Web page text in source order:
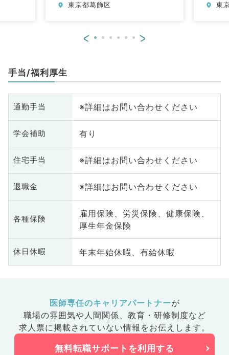
東京都葛飾区
内
東
< >
手当/福利厚生
通勤手当 ※詳細はお問い合わせください
学会補助 有り
住宅手当 ※詳細はお問い合わせください
退職金 ※詳細はお問い合わせください
各種保険
雇用保険、労災保険、健康保険、
厚生年金保険
休日休暇 年末年始休暇、有給休暇
医師専任のキャリアパートナーが
職場の雰囲気や人間関係、 教育・研修制度など
求人票に掲載されていない情報をお伝えします。
無料転職サポートを利用する